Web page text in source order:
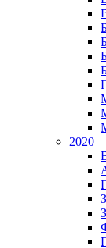
2020